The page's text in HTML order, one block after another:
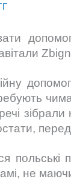
речі
не